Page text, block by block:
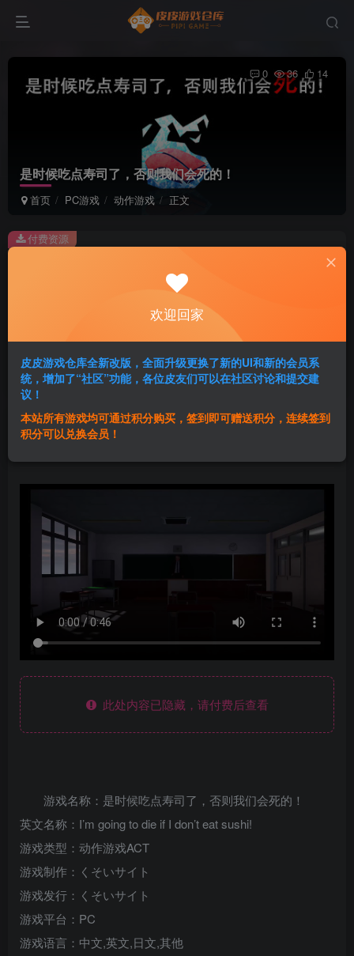
是时候吃点寿司了，否则我们会死的！
首页 PC游戏 动作游戏 正文
0 36 14
此内容为付费资源，请付费后查看
2积分
黄金会员免费 超级会员免费
登录购买
付费资源
群主1号
此处内容已隐藏，请付费后查看
游戏名称：是时候吃点寿司了，否则我们会死的！
英文名称：I’m going to die if I don’t eat sushi!
游戏类型：动作游戏ACT
游戏制作：くそいサイト
游戏发行：くそいサイト
游戏平台：PC
游戏语言：中文,英文,日文,其他
欢迎回家
皮皮游戏仓库全新改版，全面升级更换了新的UI和新的会员系
统，增加了“社区”功能，各位皮友们可以在社区讨论和提交建
议！
本站所有游戏均可通过积分购买，签到即可赠送积分，连续签到
积分可以兑换会员！